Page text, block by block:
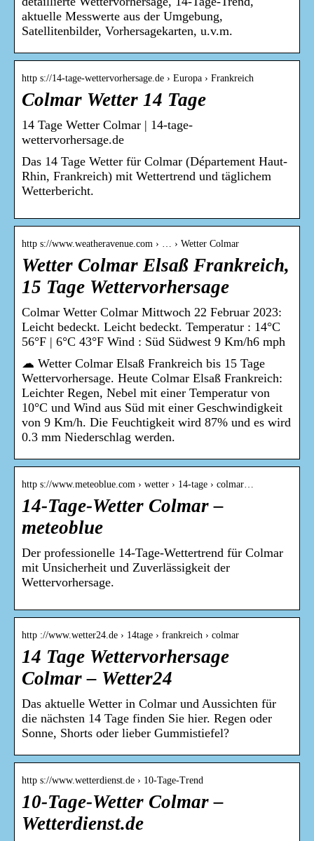
aktuelle Messwerte aus der Umgebung,
Satellitenbilder, Vorhersagekarten, u.v.m.
http s://14-tage-wettervorhersage.de › Europa › Frankreich
Colmar Wetter 14 Tage
14 Tage Wetter Colmar | 14-tage-
wettervorhersage.de
Das 14 Tage Wetter für Colmar (Département Haut-
Rhin, Frankreich) mit Wettertrend und täglichem
Wetterbericht.
http s://www.weatheravenue.com › … › Wetter Colmar
Wetter Colmar Elsaß Frankreich,
15 Tage Wettervorhersage
Colmar Wetter Colmar Mittwoch 22 Februar 2023:
Leicht bedeckt. Leicht bedeckt. Temperatur : 14°C
56°F | 6°C 43°F Wind : Süd Südwest 9 Km/h6 mph
☁ Wetter Colmar Elsaß Frankreich bis 15 Tage
Wettervorhersage. Heute Colmar Elsaß Frankreich:
Leichter Regen, Nebel mit einer Temperatur von
10°C und Wind aus Süd mit einer Geschwindigkeit
von 9 Km/h. Die Feuchtigkeit wird 87% und es wird
0.3 mm Niederschlag werden.
http s://www.meteoblue.com › wetter › 14-tage › colmar…
14-Tage-Wetter Colmar –
meteoblue
Der professionelle 14-Tage-Wettertrend für Colmar
mit Unsicherheit und Zuverlässigkeit der
Wettervorhersage.
http ://www.wetter24.de › 14tage › frankreich › colmar
14 Tage Wettervorhersage
Colmar – Wetter24
Das aktuelle Wetter in Colmar und Aussichten für
die nächsten 14 Tage finden Sie hier. Regen oder
Sonne, Shorts oder lieber Gummistiefel?
http s://www.wetterdienst.de › 10-Tage-Trend
10-Tage-Wetter Colmar –
Wetterdienst.de